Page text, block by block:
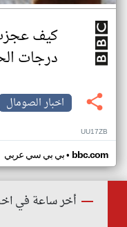
كيف عجزت
درجات
اخبار الصومال
UU17ZB
بي بي سي عربي• bbc.com
أخر ساعة في